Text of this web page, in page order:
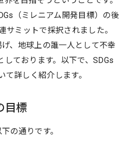
（ミレニアム開発目標）の後
サミットで採択されました。
、地球上の誰一人として不幸
しております。以下で、SDGs
詳しく紹介します。
目標
の通りです。